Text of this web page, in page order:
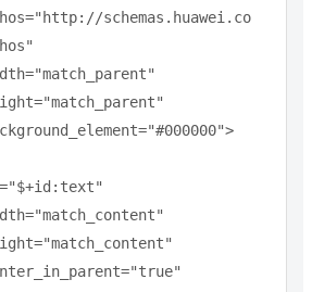
="http://schemas.huawei.co
="match_parent"
="match_parent"
="#000000">
="$+id:text"
="match_content"
="match_content"
="true"